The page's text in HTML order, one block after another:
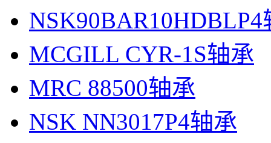
NSK90BAR10HDBLP4
MCGILL CYR-1S轴承
MRC 88500轴承
NSK NN3017P4轴承